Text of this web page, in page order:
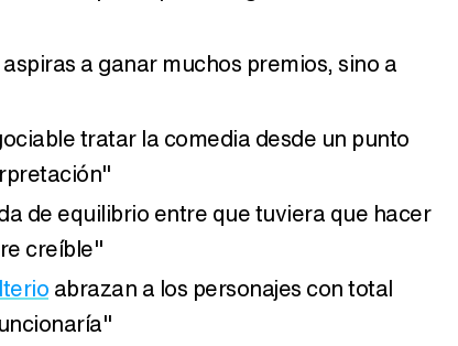
a ganar muchos premios, sino a
tratar la comedia desde un punto
de equilibrio entre que tuviera que hacer
creíble"
abrazan a los personajes con total